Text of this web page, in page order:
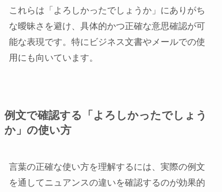
これらは「よろしかったでしょうか」にありがち
な曖昧さを避け、具体的かつ正確な意思確認が可
能な表現です。特にビジネス文書やメールでの使
用にも向いています。
例文で確認する「よろしかったでしょう
か」の使い方
言葉の正確な使い方を理解するには、実際の例文
を通してニュアンスの違いを確認するのが効果的